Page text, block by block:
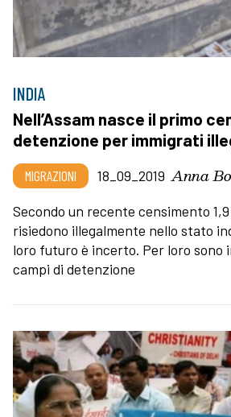
INDIA
Nell’Assam nasce il primo
detenzione per immigrati
MIGRAZIONI 18_09_2019 Anna
Secondo un recente censimento
risiedono illegalmente nello stato
loro futuro è incerto. Per loro sono
campi di detenzione